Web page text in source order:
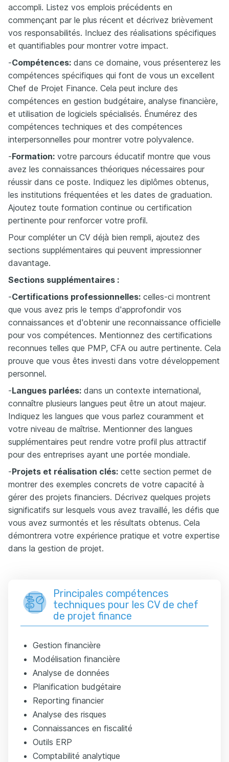
accompli. Listez vos emplois précédents en
commençant par le plus récent et décrivez brièvement
vos responsabilités. Incluez des réalisations spécifiques
et quantifiables pour montrer votre impact.
-Compétences: dans ce domaine, vous présenterez les
compétences spécifiques qui font de vous un excellent
Chef de Projet Finance. Cela peut inclure des
compétences en gestion budgétaire, analyse financière,
et utilisation de logiciels spécialisés. Énumérez des
compétences techniques et des compétences
interpersonnelles pour montrer votre polyvalence.
-Formation: votre parcours éducatif montre que vous
avez les connaissances théoriques nécessaires pour
réussir dans ce poste. Indiquez les diplômes obtenus,
les institutions fréquentées et les dates de graduation.
Ajoutez toute formation continue ou certification
pertinente pour renforcer votre profil.
Pour compléter un CV déjà bien rempli, ajoutez des
sections supplémentaires qui peuvent impressionner
davantage.
Sections supplémentaires :
-Certifications professionnelles: celles-ci montrent
que vous avez pris le temps d'approfondir vos
connaissances et d'obtenir une reconnaissance officielle
pour vos compétences. Mentionnez des certifications
reconnues telles que PMP, CFA ou autre pertinente. Cela
prouve que vous êtes investi dans votre développement
personnel.
-Langues parlées: dans un contexte international,
connaître plusieurs langues peut être un atout majeur.
Indiquez les langues que vous parlez couramment et
votre niveau de maîtrise. Mentionner des langues
supplémentaires peut rendre votre profil plus attractif
pour des entreprises ayant une portée mondiale.
-Projets et réalisation clés: cette section permet de
montrer des exemples concrets de votre capacité à
gérer des projets financiers. Décrivez quelques projets
significatifs sur lesquels vous avez travaillé, les défis que
vous avez surmontés et les résultats obtenus. Cela
démontrera votre expérience pratique et votre expertise
dans la gestion de projet.
Principales compétences
techniques pour les CV de chef
de projet finance
Gestion financière
Modélisation financière
Analyse de données
Planification budgétaire
Reporting financier
Analyse des risques
Connaissances en fiscalité
Outils ERP
Comptabilité analytique